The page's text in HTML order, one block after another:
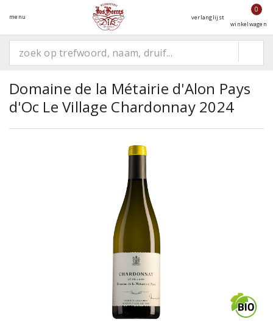
menu verlanglijst
0
winkelwagen
Domaine de la Métairie d'Alon Pays
d'Oc Le Village Chardonnay 2024